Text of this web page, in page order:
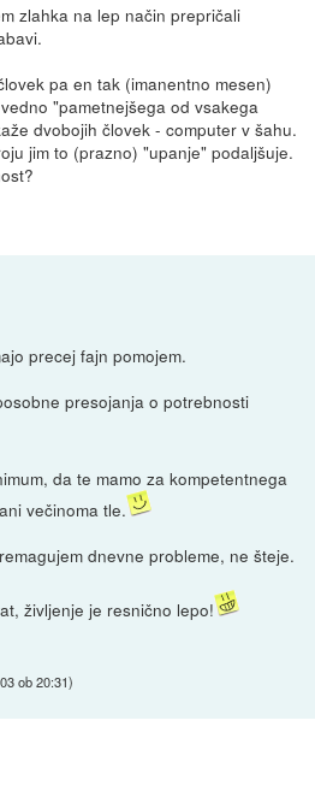
zlahka na lep način prepričali
pa en tak (imanentno mesen)
"pametnejšega od vsakega
dvobojih človek - computer v šahu.
jim to (prazno) "upanje" podaljšuje.
precej fajn pomojem.
presojanja o potrebnosti
da te mamo za kompetentnega
večinoma tle.
dnevne probleme, ne šteje.
življenje je resnično lepo!
ob 20:31)